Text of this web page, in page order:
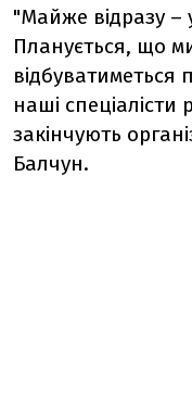
"Майже відразу –
Планується, що
відбуватиметься
наші спеціалісти
закінчують
Балчун.